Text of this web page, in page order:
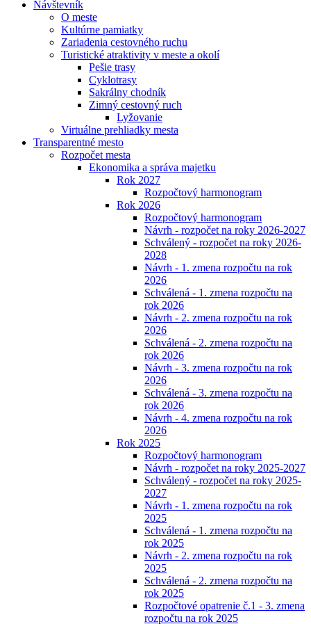
Návštevník
O meste
Kultúrne pamiatky
Zariadenia cestovného ruchu
Turistické atraktivity v meste a okolí
Pešie trasy
Cyklotrasy
Sakrálny chodník
Zimný cestovný ruch
Lyžovanie
Virtuálne prehliadky mesta
Transparentné mesto
Rozpočet mesta
Ekonomika a správa majetku
Rok 2027
Rozpočtový harmonogram
Rok 2026
Rozpočtový harmonogram
Návrh - rozpočet na roky 2026-2027
Schválený - rozpočet na roky 2026-
2028
Návrh - 1. zmena rozpočtu na rok
2026
Schválená - 1. zmena rozpočtu na
rok 2026
Návrh - 2. zmena rozpočtu na rok
2026
Schválená - 2. zmena rozpočtu na
rok 2026
Návrh - 3. zmena rozpočtu na rok
2026
Schválená - 3. zmena rozpočtu na
rok 2026
Návrh - 4. zmena rozpočtu na rok
2026
Rok 2025
Rozpočtový harmonogram
Návrh - rozpočet na roky 2025-2027
Schválený - rozpočet na roky 2025-
2027
Návrh - 1. zmena rozpočtu na rok
2025
Schválená - 1. zmena rozpočtu na
rok 2025
Návrh - 2. zmena rozpočtu na rok
2025
Schválená - 2. zmena rozpočtu na
rok 2025
Rozpočtové opatrenie č.1 - 3. zmena
rozpočtu na rok 2025